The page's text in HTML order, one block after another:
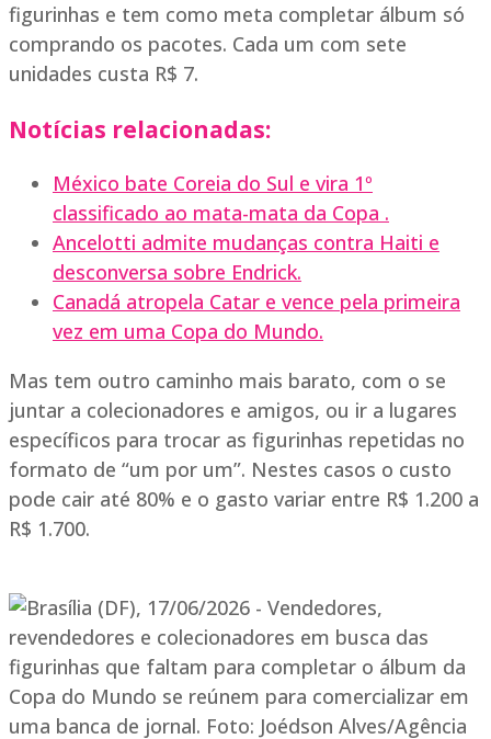
figurinhas e tem como meta completar álbum só
comprando os pacotes. Cada um com sete
unidades custa R$ 7.
Notícias relacionadas:
México bate Coreia do Sul e vira 1º
classificado ao mata-mata da Copa .
Ancelotti admite mudanças contra Haiti e
desconversa sobre Endrick.
Canadá atropela Catar e vence pela primeira
vez em uma Copa do Mundo.
Mas tem outro caminho mais barato, com o se
juntar a colecionadores e amigos, ou ir a lugares
específicos para trocar as figurinhas repetidas no
formato de “um por um”. Nestes casos o custo
pode cair até 80% e o gasto variar entre R$ 1.200 a
R$ 1.700.